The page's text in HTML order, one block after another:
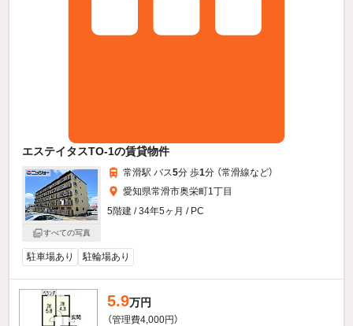
エステイタスTO-1の賃貸物件
すべての写真
常滑駅 バス5分 歩1分 （常滑線など）
愛知県常滑市奥栄町1丁目
5階建 / 34年5ヶ月 / PC
駐車場あり 駐輪場あり
5.9万円
（管理費4,000円）